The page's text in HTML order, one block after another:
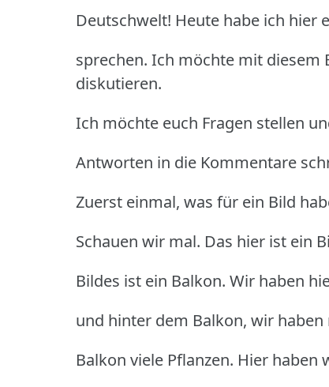
Deutschwelt! Heute habe ich hier
sprechen. Ich möchte mit
diskutieren.
Ich möchte euch Fragen stellen
Antworten in die Kommentare
Zuerst einmal, was für ein Bild
Schauen wir mal. Das hier ist ein
Bildes ist ein Balkon. Wir haben
und hinter dem Balkon, wir
Balkon viele Pflanzen. Hier